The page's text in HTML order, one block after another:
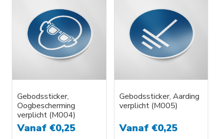
Gebodssticker,
Oogbescherming
verplicht (M004)
Vanaf €0,25
Gebodssticker, Aarding
verplicht (M005)
Vanaf €0,25